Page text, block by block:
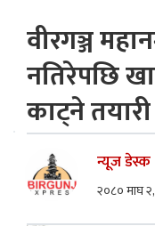
वीरगञ्ज
नतिरेपछि
काट्ने तयारी
न्यूज डेस्क
२०८० माघ